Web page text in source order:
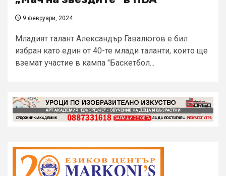
9 февруари, 2024
Младият талант Александър Гавалюгов е бил
избран като един от 40-те млади таланти, които ще
вземат участие в кампа "Баскетбол...